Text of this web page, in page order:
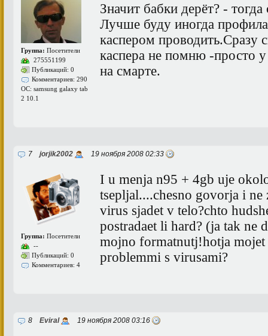
Группа: Посетители
275551199
Публикаций: 0
Комментариев: 290
ОС: samsung galaxy tab
2 10.1
Значит бабки дерёт? -
Лучше буду иногда
каспером проводить.Сразу
каспера не помню -просто у
на смарте.
7 jorjik2002 19 ноября 2008 02:33
Группа: Посетители
--
Публикаций: 0
Комментариев: 4
I u menja n95 + 4gb uje
tsepljal....chesno govorja i
virus sjadet v telo?chto
postradaet li hard? (ja tak ne
mojno formatnutj!hotja
problemmi s virusami?
8 Eviral 19 ноября 2008 03:16